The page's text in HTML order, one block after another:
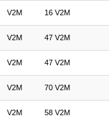
V2M 16 V2M
V2M 47 V2M
V2M 47 V2M
V2M 70 V2M
V2M 58 V2M